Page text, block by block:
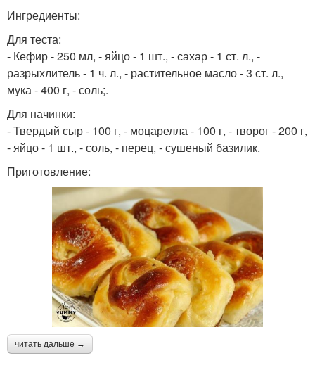
Ингредиенты:
Для теста:
- Кефир - 250 мл, - яйцо - 1 шт., - сахар - 1 ст. л., -
разрыхлитель - 1 ч. л., - растительное масло - 3 ст. л.,
мука - 400 г, - соль;.
Для начинки:
- Твердый сыр - 100 г, - моцарелла - 100 г, - творог - 200 г,
- яйцо - 1 шт., - соль, - перец, - сушеный базилик.
Приготовление:
читать дальше →